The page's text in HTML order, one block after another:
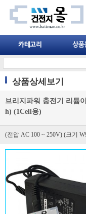
상품상세보기
브리지파워 충전기 리튬
h) (1Cell용)
(전압 AC 100 ~ 250V) (크기